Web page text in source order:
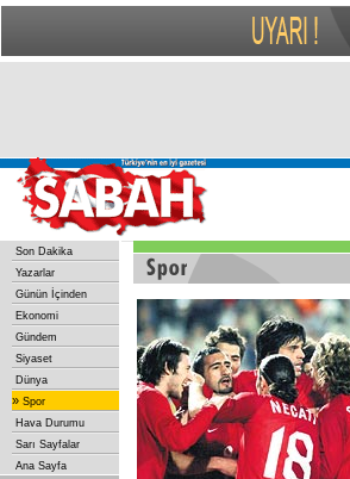
Son Dakika
Yazarlar
Günün İçinden
Ekonomi
Gündem
Siyaset
Dünya
» Spor
Hava Durumu
Sarı Sayfalar
Ana Sayfa